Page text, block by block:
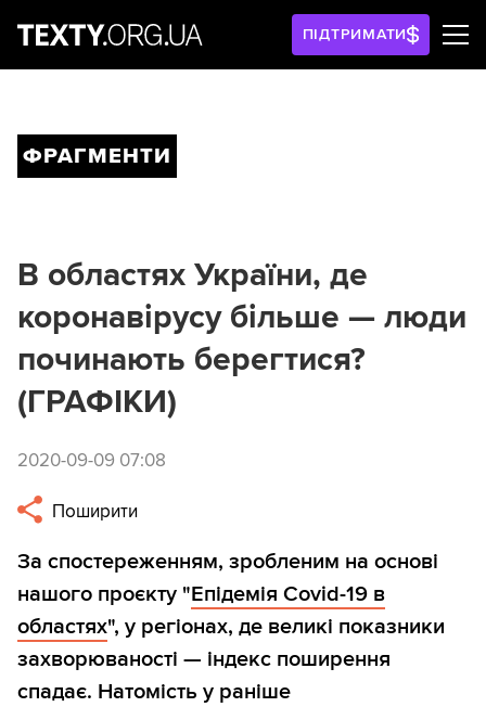
ПІДТРИМАТИ
ФРАГМЕНТИ
В областях України, де
коронавірусу більше — люди
починають берегтися?
(ГРАФІКИ)
2020-09-09 07:08
Поширити
За спостереженням, зробленим на основі
нашого проєкту "Епідемія Covid-19 в
областях", у регіонах, де великі показники
захворюваності — індекс поширення
спадає. Натомість у раніше